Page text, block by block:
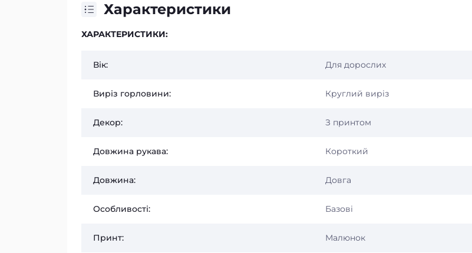
Характеристики
ХАРАКТЕРИСТИКИ:
Вік: Для дорослих
Виріз горловини: Круглий виріз
Декор: З принтом
Довжина рукава: Короткий
Довжина: Довга
Особливості: Базові
Принт: Малюнок